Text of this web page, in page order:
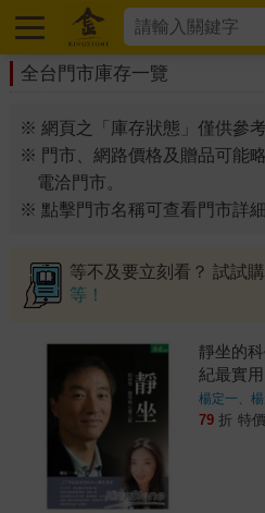
全台門市庫存一覽
※ 網頁之「庫存狀態」僅供參
※ 門市、網路價格及贈品可能
電洽門市。
※ 點擊門市名稱可查看門市詳細
等不及要立刻看？ 試試
等！
靜坐的
紀最實
楊定一、
79 折 特價